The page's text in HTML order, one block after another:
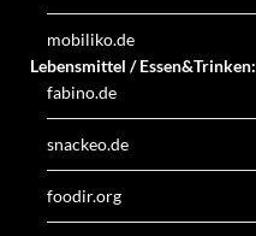
mobiliko.de
Lebensmittel / Essen&Trinken:
fabino.de
snackeo.de
foodir.org